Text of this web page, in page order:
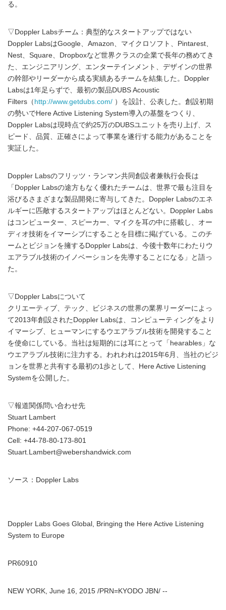
る。
▽Doppler Labsチーム：典型的なスタートアップではない
Doppler LabsはGoogle、Amazon、マイクロソフト、Pintarest、
Nest、Square、Dropboxなど世界クラスの企業で長年の務めてき
た、エンジニアリング、エンターテインメント、デザインの世界
の幹部やリーダーから成る実績あるチームを結集した。Doppler
Labsは1年足らずで、最初の製品DUBS Acoustic
Filters（ http://www.getdubs.com/ ）を設計、公表した。創設初期
の勢いでHere Active Listening System導入の基盤をつくり、
Doppler Labsは現時点で約25万のDUBSユニットを売り上げ、ス
ピード、品質、正確さによって事業を遂行する能力があることを
実証した。
Doppler Labsのフリッツ・ランマン共同創設者兼執行会長は
「Doppler Labsの途方もなく優れたチームは、世界で最も注目を
浴びるさまざまな製品開発に寄与してきた。Doppler Labsのエネ
ルギーに匹敵するスタートアップはほとんどない。Doppler Labs
はコンピューター、スピーカー、マイクを耳の中に搭載し、オー
ディオ技術をイマーシブにすることを目標に掲げている。このチ
ームとビジョンを擁するDoppler Labsは、今後十数年にわたりウ
エアラブル技術のイノベーションを先導することになる」と語っ
た。
▽Doppler Labsについて
クリエーティブ、テック、ビジネスの世界の業界リーダーによっ
て2013年創設されたDoppler Labsは、コンピューティングをより
イマーシブ、ヒューマンにするウエアラブル技術を開発すること
を使命にしている。当社は短期的には耳にとって「hearables」な
ウエアラブル技術に注力する。われわれは2015年6月、当社のビジ
ョンを世界と共有する最初の1歩として、Here Active Listening
Systemを公開した。
▽報道関係問い合わせ先
Stuart Lambert
Phone: +44-207-067-0519
Cell: +44-78-80-173-801
Stuart.Lambert@webershandwick.com
ソース：Doppler Labs
Doppler Labs Goes Global, Bringing the Here Active Listening
System to Europe
PR60910
NEW YORK, June 16, 2015 /PRN=KYODO JBN/ --